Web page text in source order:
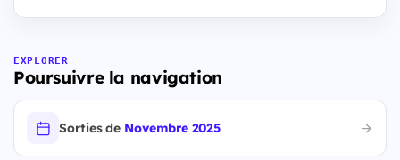
EXPLORER
Poursuivre la navigation
Sorties de Novembre 2025